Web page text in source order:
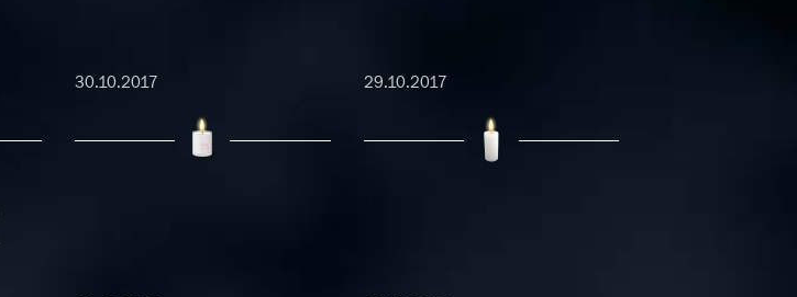
30.10.2017 29.10.2017